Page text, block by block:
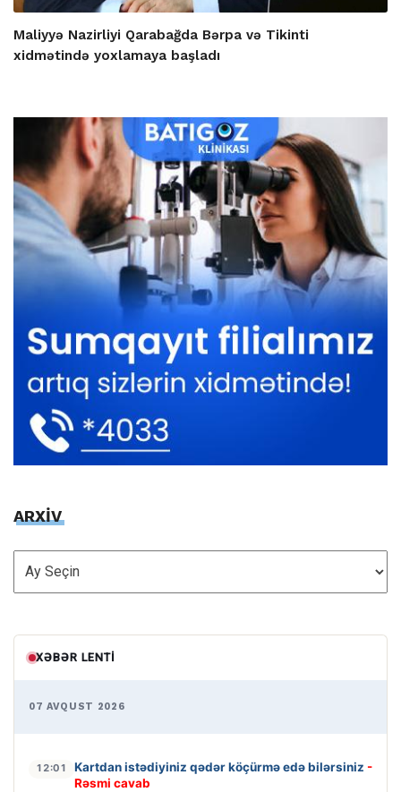
Maliyyə Nazirliyi Qarabağda Bərpa və Tikinti
xidmətində yoxlamaya başladı
ARXİV
ARXİV
XƏBƏR LENTI
07 AVQUST 2026
12:01 Kartdan istədiyiniz qədər köçürmə edə bilərsiniz -
Rəsmi cavab